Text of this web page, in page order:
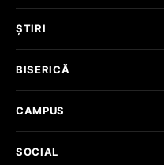
ȘTIRI
BISERICĂ
CAMPUS
SOCIAL